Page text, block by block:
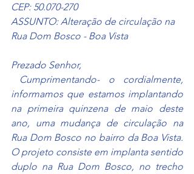
CEP: 50.070-270
ASSUNTO: Alteração de circulação na
Rua Dom Bosco - Boa Vista
Prezado Senhor,
informamos que estamos implantando
na primeira quinzena de maio deste
ano, uma mudança de circulação na
Rua Dom Bosco no bairro da Boa Vista.
O projeto consiste em implanta sentido
duplo na Rua Dom Bosco, no trecho